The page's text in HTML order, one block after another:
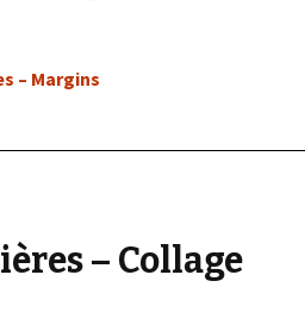
– Margins
– Collage